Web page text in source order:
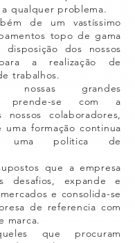
qualquer problema.
de um vastíssimo
topo de gama
dos nossos
a realização de
trabalhos.
nossas grandes
prende-se com a
nossos colaboradores,
uma formação continua
uma politica de
que a empresa
desafios, expande e
e consolida-se
de referencia com
marca.
que procuram